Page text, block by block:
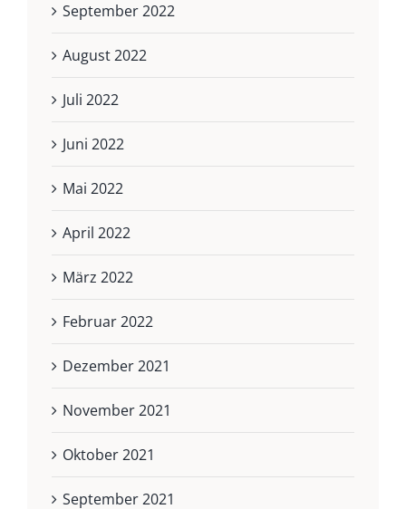
September 2022
August 2022
Juli 2022
Juni 2022
Mai 2022
April 2022
März 2022
Februar 2022
Dezember 2021
November 2021
Oktober 2021
September 2021